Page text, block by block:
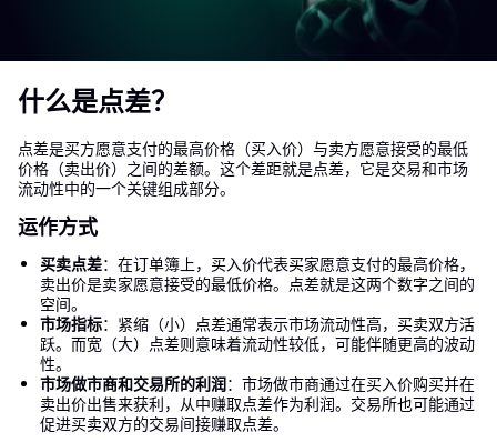
什么是点差？
点差是买方愿意支付的最高价格（买入价）与卖方愿意接受的最低
价格（卖出价）之间的差额。这个差距就是点差，它是交易和市场
流动性中的一个关键组成部分。
运作方式
买卖点差：在订单簿上，买入价代表买家愿意支付的最高价格，
卖出价是卖家愿意接受的最低价格。点差就是这两个数字之间的
空间。
市场指标：紧缩（小）点差通常表示市场流动性高，买卖双方活
跃。而宽（大）点差则意味着流动性较低，可能伴随更高的波动
性。
市场做市商和交易所的利润：市场做市商通过在买入价购买并在
卖出价出售来获利，从中赚取点差作为利润。交易所也可能通过
促进买卖双方的交易间接赚取点差。